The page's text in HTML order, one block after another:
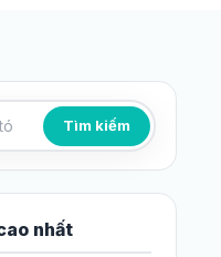
Tìm kiếm
nhất